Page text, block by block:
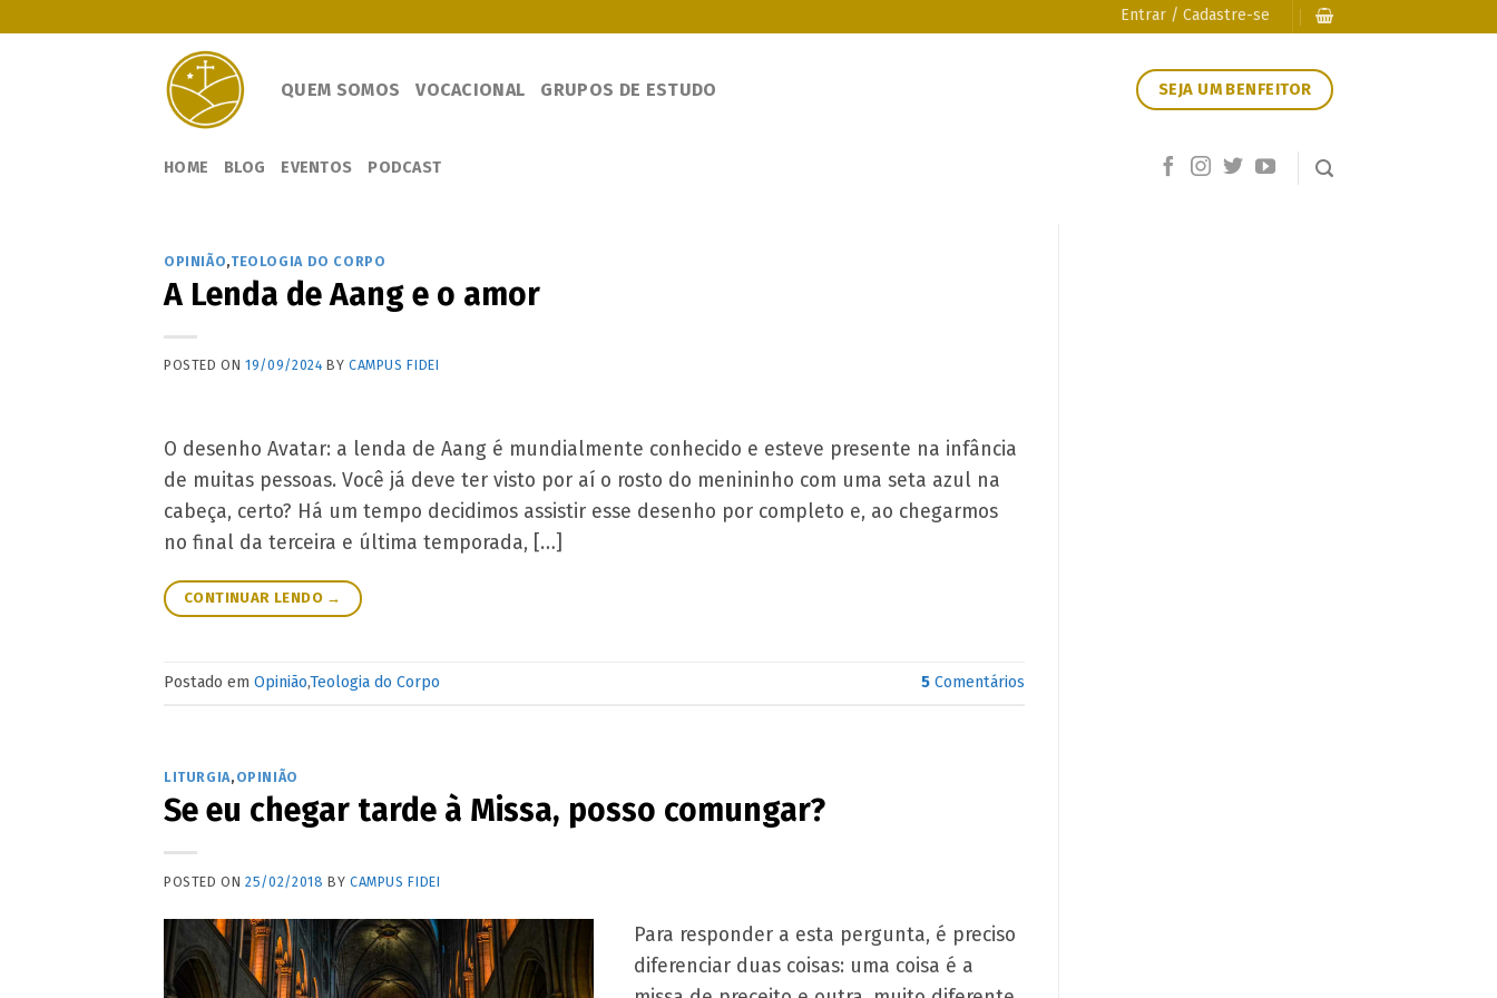
Entrar / Cadastre-se
QUEM SOMOS VOCACIONAL GRUPOS DE ESTUDO SEJA UM BENFEITOR
HOME BLOG EVENTOS PODCAST
OPINIÃO,TEOLOGIA DO CORPO
A Lenda de Aang e o amor
POSTED ON19/09/2024 BY CAMPUS FIDEI
O desenho Avatar: a lenda de Aang é mundialmente conhecido e esteve presente na infância
de muitas pessoas. Você já deve ter visto por aí o rosto do menininho com uma seta azul na
cabeça, certo? Há um tempo decidimos assistir esse desenho por completo e, ao chegarmos
no final da terceira e última temporada, […]
CONTINUAR LENDO →
Postado em Opinião,Teologia do Corpo 5Comentários
LITURGIA, OPINIÃO
Se eu chegar tarde à Missa, posso comungar?
POSTED ON25/02/2018 BY CAMPUS FIDEI
Para responder a esta pergunta, é preciso
diferenciar duas coisas: uma coisa é a